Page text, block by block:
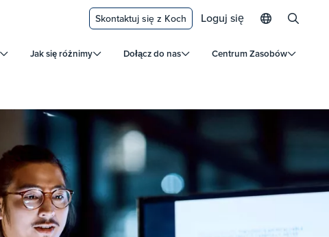
Jak się różnimy Dołącz do nas Centrum Zasobów
Skontaktuj się z Koch Loguj się